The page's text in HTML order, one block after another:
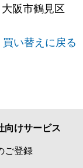
大阪市鶴見区
い替えに戻る
向けサービス
ご登録